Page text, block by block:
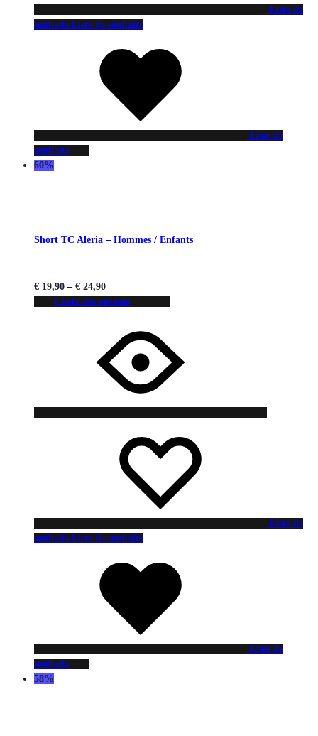
Liste de
souhaits Liste de souhaits
Liste de
souhaits
60%
Short TC Aleria – Hommes / Enfants
€ 19,90 – € 24,90
Choix des options
Liste de
souhaits Liste de souhaits
Liste de
souhaits
58%